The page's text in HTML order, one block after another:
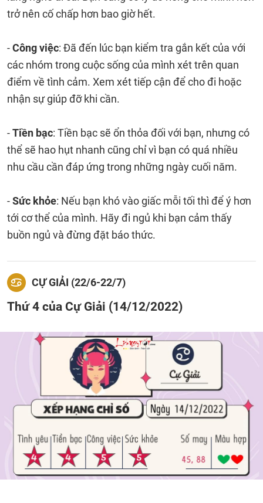
trở nên cố chấp hơn bao giờ hết.
-Công việc: Đã đến lúc bạn kiểm tra gắn kết của với
các nhóm trong cuộc sống của mình xét trên quan
điểm về tình cảm. Xem xét tiếp cận để cho đi hoặc
nhận sự giúp đỡ khi cần.
-Tiền bạc: Tiền bạc sẽ ổn thỏa đối với bạn, nhưng có
thể sẽ hao hụt nhanh cũng chỉ vì bạn có quá nhiều
nhu cầu cần đáp ứng trong những ngày cuối năm.
-Sức khỏe: Nếu bạn khó vào giấc mỗi tối thì để ý hơn
tới cơ thể của mình. Hãy đi ngủ khi bạn cảm thấy
buồn ngủ và đừng đặt báo thức.
CỰ GIẢI (22/6-22/7)
Thứ 4 của Cự Giải (14/12/2022)